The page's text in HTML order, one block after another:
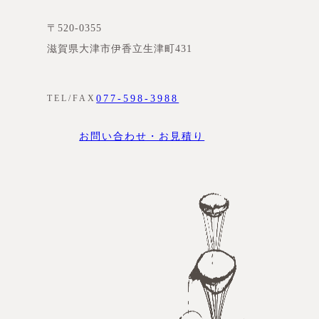
〒520-0355
滋賀県大津市伊香立生津町431
TEL/FAX077-598-3988
お問い合わせ・お見積り